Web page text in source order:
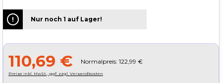
Nur noch 1 auf Lager!
110,69 € Normalpreis: 122,99 €
Preise inkl. MwSt., ggf. zzgl. Versandkosten